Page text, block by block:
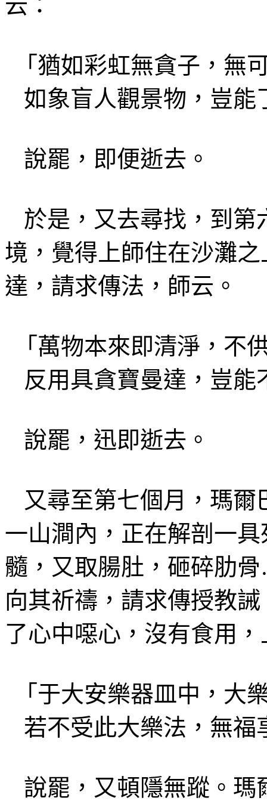
「猶如彩虹無貪子 ，無
如象盲人觀景物，豈能
說罷 ，即便逝去。
於是，又去尋找，到第
境，覺得 上師住在沙灘
達，請求傳法，師云 。
「萬物本來即清淨，不
反用具貪寶曼達，豈能
說罷 ，迅即逝去。
又尋至第七個 月， 瑪爾
一山澗內，正在解剖一具
髓， 又取腸肚 ，砸碎肋
向其祈禱，請求傳授教誡
了心中噁心，沒有食用
「 于大安樂器皿中，大
若不受此大樂法 ，無
說罷 ，又頓隱無蹤 。 瑪